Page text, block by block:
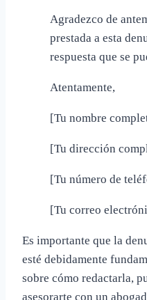
Agradezco de
prestada a esta
respuesta que se
Atentamente,
[Tu nombre
[Tu dirección
[Tu número de
[Tu correo
Es importante que la
esté debidamente
sobre cómo redactarla,
asesorarte con un